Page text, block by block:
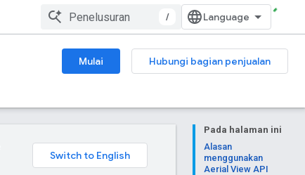
/
Mulai
Hubungi bagian penjualan
Pada halaman ini
Alasan
menggunakan
Aerial View API